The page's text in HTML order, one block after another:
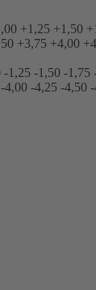
+1,25 +1,50
+3,75 +4,00
-1,25 -1,50 -1,75
-4,00 -4,25 -4,50